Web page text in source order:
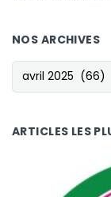
NOS ARCHIVES
NOS ARCHIVES
ARTICLES LES